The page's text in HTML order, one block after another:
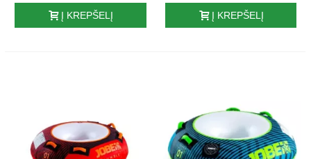
Į KREPŠELĮ Į KREPŠELĮ